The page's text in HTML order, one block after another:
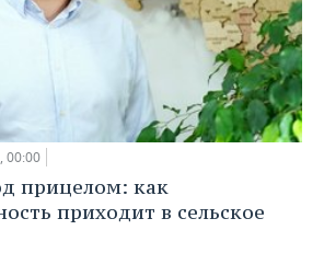
00:00
прицелом: как
приходит в сельское